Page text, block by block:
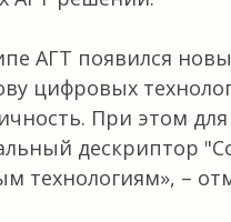
АГТ появился
цифровых
При этом
дескриптор
технологиям», –